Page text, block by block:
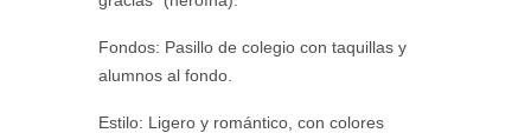
Fondos: Pasillo de colegio con taquillas y
alumnos al fondo.
Estilo: Ligero y romántico, con colores